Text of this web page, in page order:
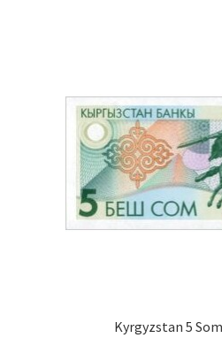
Kyrgyzstan 5